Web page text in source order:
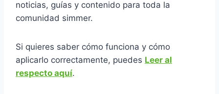
noticias, guías y contenido para toda la
comunidad simmer.
Si quieres saber cómo funciona y cómo
aplicarlo correctamente, puedes Leer al
respecto aquí.